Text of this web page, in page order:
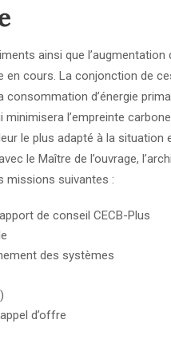
ainsi que
cours. La conjonction de
d’énergie
l’empreinte
le plus adapté à la situation
le Maître de l’ouvrage,
missions suivantes :
de conseil CECB-Plus
des systèmes
d’offre